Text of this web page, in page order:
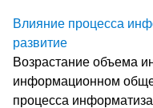
Влияние процесса
развитие
Возрастание объема
информационном
процесса